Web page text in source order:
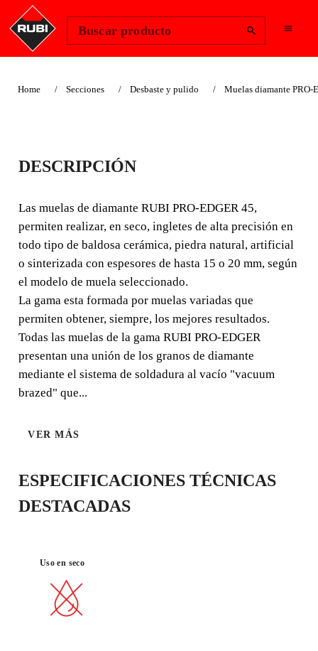
Buscar producto
Home Secciones Desbaste y pulido Muelas diamante PRO-
FINE GRAIN PRO-
EDGER MITRING
WHEEL
Las muelas de diamante RUBI PRO-EDGER 45,
permiten realizar, en seco, ingletes de alta precisión en
todo tipo de baldosa cerámica, piedra natural, artificial o
sinterizada con espesores de hasta 15 o 20 mm, según el
modelo de muela seleccionado.
MATERIAL :
PORCELÁNI
DESCRIPCIÓN
Las muelas de diamante RUBI PRO-EDGER 45,
permiten realizar, en seco, ingletes de alta precisión en
todo tipo de baldosa cerámica, piedra natural, artificial
o sinterizada con espesores de hasta 15 o 20 mm, según
el modelo de muela seleccionado.
La gama esta formada por muelas variadas que
permiten obtener, siempre, los mejores resultados.
Todas las muelas de la gama RUBI PRO-EDGER
presentan una unión de los granos de diamante
mediante el sistema de soldadura al vacío "vacuum
brazed" que...
VER MÁS
ESPECIFICACIONES TÉCNICAS
DESTACADAS
Uso en seco